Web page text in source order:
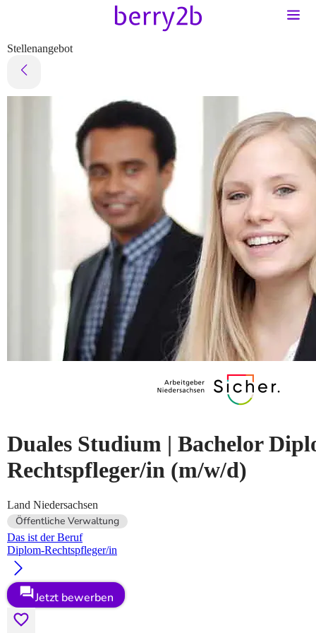
Stellenangebot
Duales Studium | Bachelor
Rechtspfleger/in (m/w/d)
Land Niedersachsen
Öffentliche Verwaltung
Das ist der Beruf
Diplom-Rechtspfleger/in
Jetzt bewerben